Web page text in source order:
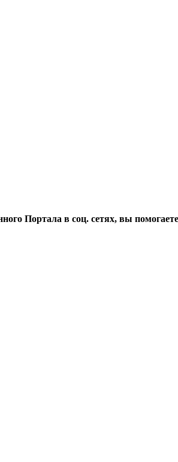
Портала в соц. сетях, вы